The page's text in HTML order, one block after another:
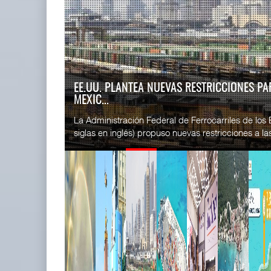
EE.UU. PLANTEA NUEVAS RESTRICCIONES
MEXIC...
La Administración Federal de Ferrocarriles de los
siglas en inglés) propuso nuevas restricciones a
AMANAC, treinta y nueve años
navegando el cam ...
05 AGO 2026
TMAZ eleva 77% movimiento de
carga suelta y s ...
05 AGO 2026
READ MORE
SSA
Esperanz
06 JUL
READ MORE
CICE
...
02 JUL
READ MORE
SSA
...
29 JUN
READ MORE